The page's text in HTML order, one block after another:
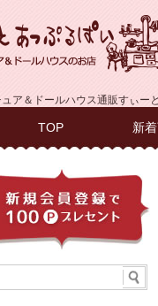
ュア＆ドールハウス通販すぃー
TOP 新